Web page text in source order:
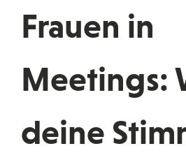
Frauen in
Meetings:
deine